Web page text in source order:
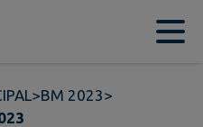
>BM 2023>